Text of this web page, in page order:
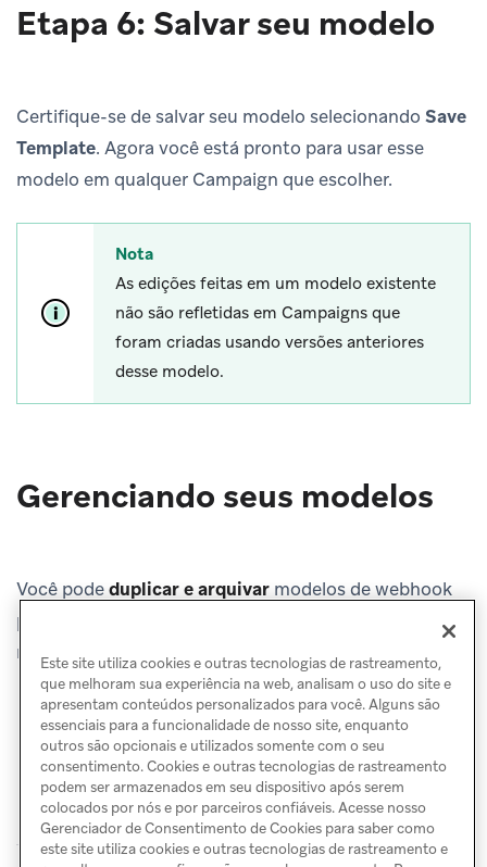
Etapa 6: Salvar seu modelo
Certifique-se de salvar seu modelo selecionando Save
Template. Agora você está pronto para usar esse
modelo em qualquer Campaign que escolher.
Nota
As edições feitas em um modelo existente
não são refletidas em Campaigns que
foram criadas usando versões anteriores
desse modelo.
Gerenciando seus modelos
Você podeduplicar e arquivar modelos de webhook
para ajudar a organizar e gerenciar melhor sua lista de
modelos.
Este site utiliza cookies e outras tecnologias de rastreamento,
que melhoram sua experiência na web, analisam o uso do site e
apresentam conteúdos personalizados para você. Alguns são
essenciais para a funcionalidade de nosso site, enquanto
outros são opcionais e utilizados somente com o seu
consentimento. Cookies e outras tecnologias de rastreamento
podem ser armazenados em seu dispositivo após serem
colocados por nós e por parceiros confiáveis. Acesse nosso
Gerenciador de Consentimento de Cookies para saber como
este site utiliza cookies e outras tecnologias de rastreamento e